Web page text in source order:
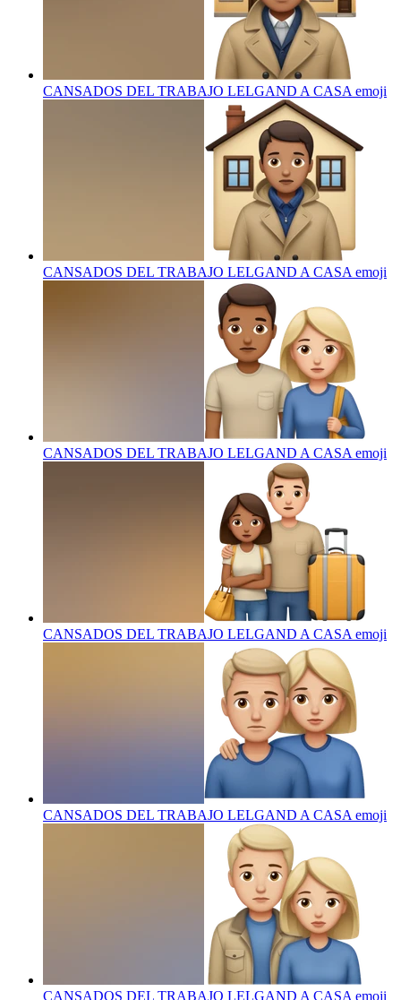
CANSADOS DEL TRABAJO LELGAND A CASA emoji
CANSADOS DEL TRABAJO LELGAND A CASA emoji
CANSADOS DEL TRABAJO LELGAND A CASA emoji
CANSADOS DEL TRABAJO LELGAND A CASA emoji
CANSADOS DEL TRABAJO LELGAND A CASA emoji
CANSADOS DEL TRABAJO LELGAND A CASA emoji